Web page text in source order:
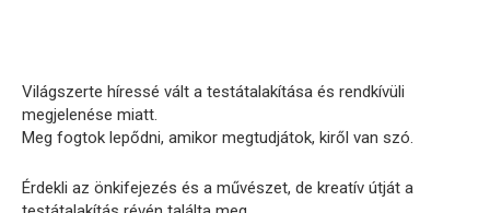
Világszerte híressé vált a testátalakítása és rendkívüli
megjelenése miatt.
Meg fogtok lepődni, amikor megtudjátok, kiről van szó.
Érdekli az önkifejezés és a művészet, de kreatív útját a